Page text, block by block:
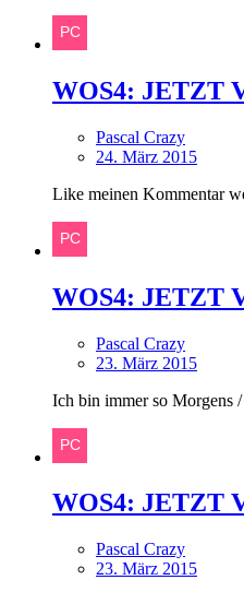
WOS4: JETZT
Pascal Crazy
24. März 2015
Like meinen Kommentar
WOS4: JETZT
Pascal Crazy
23. März 2015
Ich bin immer so Morgens
WOS4: JETZT
Pascal Crazy
23. März 2015